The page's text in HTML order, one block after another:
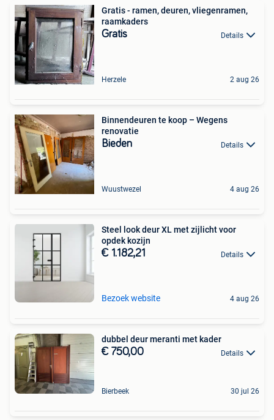
Gratis - ramen, deuren, vliegenramen,
raamkaders
Gratis Details
Herzele 2 aug 26
Binnendeuren te koop – Wegens
renovatie
Bieden Details
Wuustwezel 4 aug 26
Steel look deur XL met zijlicht voor
opdek kozijn
€ 1.182,21 Details
Bezoek website 4 aug 26
dubbel deur meranti met kader
€ 750,00 Details
Bierbeek 30 jul 26